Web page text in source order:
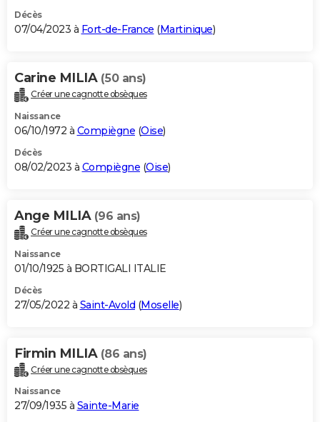
Décès
07/04/2023 à Fort-de-France (Martinique)
Carine MILIA (50 ans)
Créer une cagnotte obsèques
Naissance
06/10/1972 à Compiègne (Oise)
Décès
08/02/2023 à Compiègne (Oise)
Ange MILIA (96 ans)
Créer une cagnotte obsèques
Naissance
01/10/1925 à BORTIGALI ITALIE
Décès
27/05/2022 à Saint-Avold (Moselle)
Firmin MILIA (86 ans)
Créer une cagnotte obsèques
Naissance
27/09/1935 à Sainte-Marie